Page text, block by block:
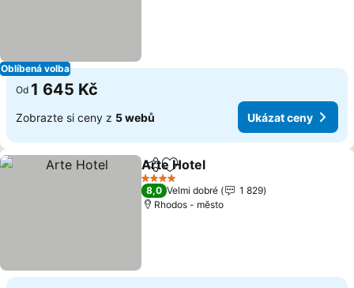
Oblíbená volba
Od 1 645 Kč
Zobrazte si ceny z 5 webů Ukázat ceny
SdíletPřidat na seznam oblíbených
Arte Hotel
4 Počet hvězdiček
8,0 Velmi dobré
1 829
Rhodos - město